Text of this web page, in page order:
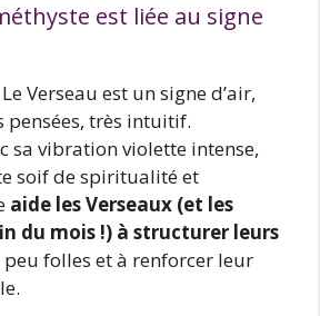
est liée au signe
Verseau est un signe d’air,
pensées, très intuitif.
sa vibration violette intense,
soif de spiritualité et
aide les Verseaux (et les
du mois !) à structurer leurs
folles et à renforcer leur